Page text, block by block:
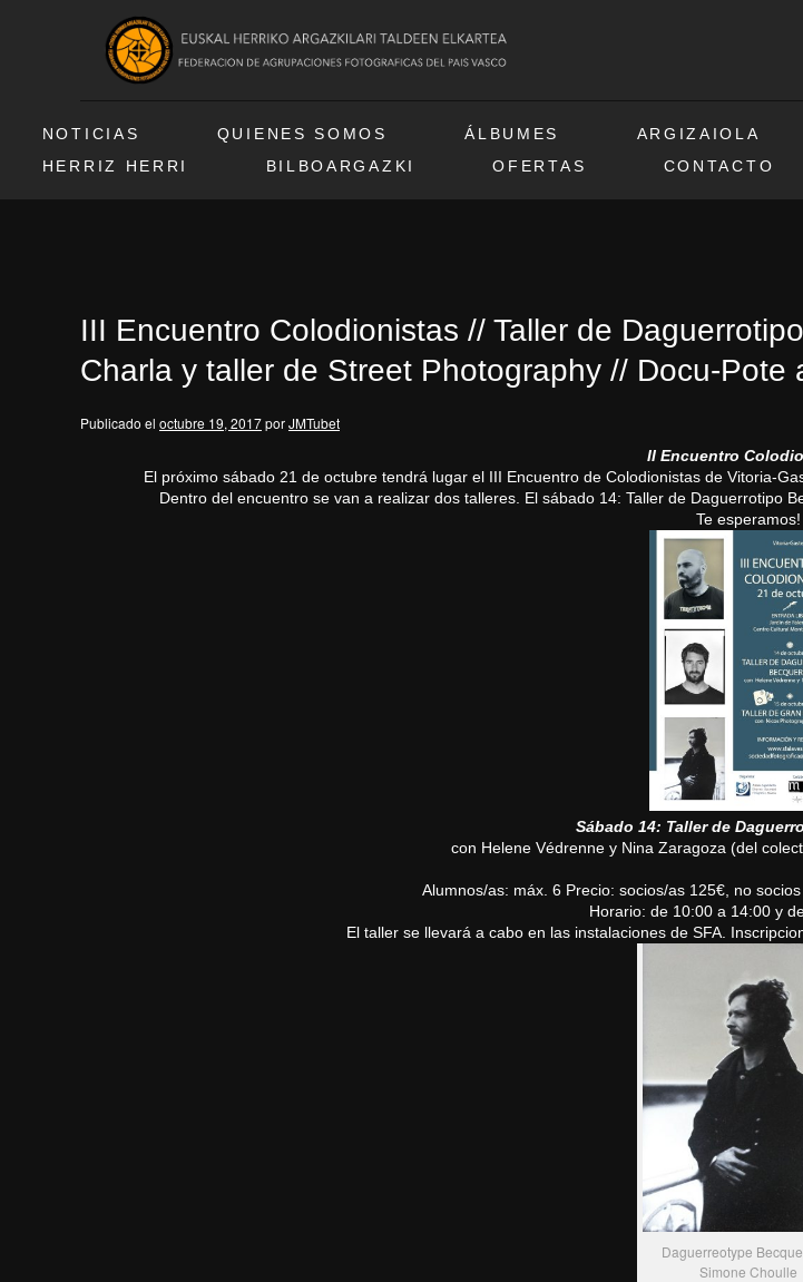
NOTICIAS QUIENES SOMOS ÁLBUMES ARGIZAIOLA
HERRIZ HERRI
BILBOARGAZKI OFERTAS CONTACTO
III Encuentro Colodionistas // Taller de
Charla y taller de Street Photography // Docu-Pote
Publicado el octubre 19, 2017porJMTubet
II Encuentro
El próximo sábado 21 de octubre tendrá lugar el III Encuentro de Colodionistas de Vitoria-
Dentro del encuentro se van a realizar dos talleres. El sábado 14: Taller de Daguerrotipo
Te esperamos!
Sábado 14: Taller de
con Helene Védrenne y Nina Zaragoza (del
Alumnos/as: máx. 6 Precio: socios/as 125€, no
Horario: de 10:00 a 14:00 y
El taller se llevará a cabo en las instalaciones de SFA.
Daguerreotype
Simone Choulle